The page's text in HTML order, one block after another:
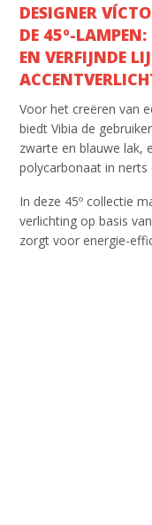
DESIGNER
DE 45º-
EN VERFIJNDE
Voor het creëren van
biedt Vibia de
zwarte en blauwe lak,
polycarbonaat in nerts
In deze 45º collectie
verlichting op basis
zorgt voor energie-